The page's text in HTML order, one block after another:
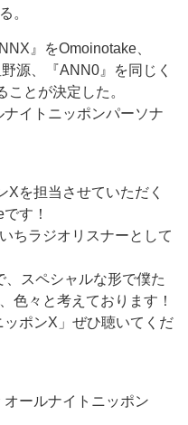
。
』をOmoinotake、
源、『ANN0』を同じく
とが決定した。
イトニッポンパーソナ
を担当させていただく
す！
ちラジオリスナーとして
、スペシャルな形で僕た
色々と考えております！
ッポンX」ぜひ聴いてくだ
オールナイトニッポン